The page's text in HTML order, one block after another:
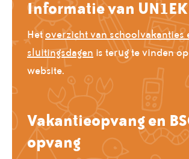
Informatie van UN1EK
Hetoverzicht van schoolvakanties
sluitingsdagen is terug te vinden
website.
Vakantieopvang en
opvang